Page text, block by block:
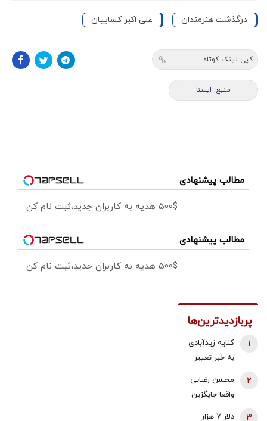
درگذشت هنرمندان علی اکبر کساییان
کپی لینک کوتاه
منبع: ايسنا
مطالب پیشنهادی
500$ هدیه به کاربران جدید،ثبت نام کن
مطالب پیشنهادی
500$ هدیه به کاربران جدید،ثبت نام کن
پربازدیدترین‌ها
کنایه زیدآبادی
به خبر تغییر
عالی امنیت
محمدباقر خرازی
1
محسن رضایی
واقعا جایگزین
2
دلار ۷ هزار 3